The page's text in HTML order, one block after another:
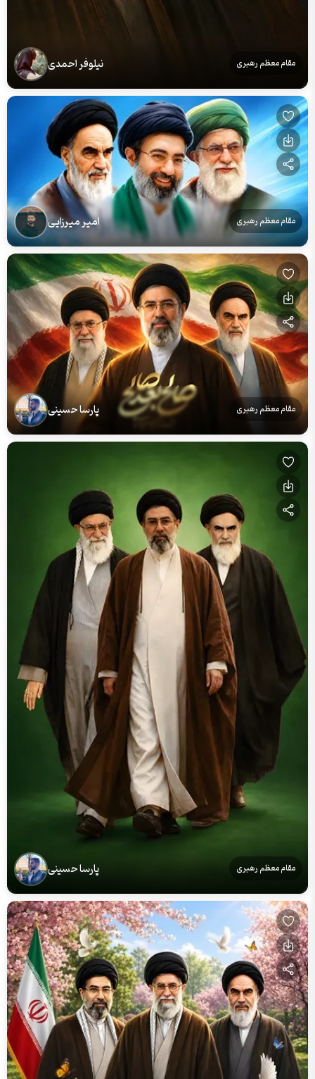
مقام معظم رهبری نیلوفر احمدی
مقام معظم رهبری امیر میرزایی
مقام معظم رهبری پارسا حسینی
مقام معظم رهبری پارسا حسینی